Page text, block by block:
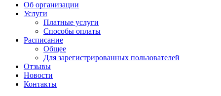
Об организации
Услуги
Платные услуги
Способы оплаты
Расписание
Общее
Для зарегистрированных пользователей
Отзывы
Новости
Контакты